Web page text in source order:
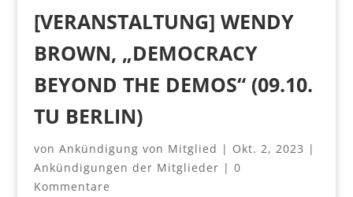
[VERANSTALTUNG] WENDY
BROWN, „DEMOCRACY
BEYOND THE DEMOS“ (09.10.
TU BERLIN)
von Ankündigung von Mitglied | Okt. 2, 2023 |
Ankündigungen der Mitglieder | 0
Kommentare